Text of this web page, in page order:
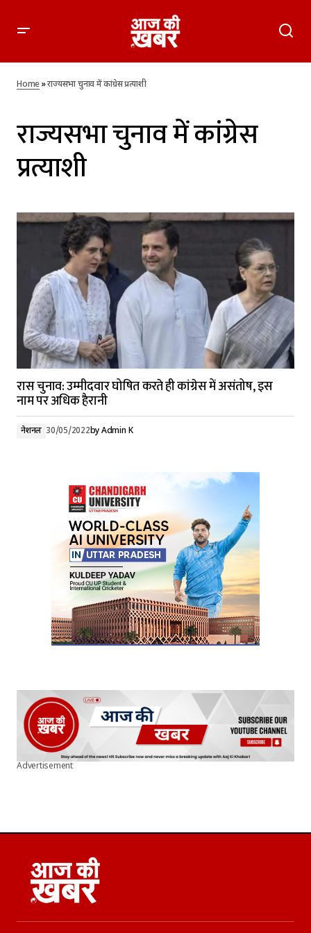
Home»राज्यसभा चुनाव में कांग्रेस प्रत्याशी
राज्यसभा चुनाव में कांग्रेस
प्रत्याशी
रास चुनाव: उम्मीदवार घोषित करते ही कांग्रेस में असंतोष, इस
नाम पर अधिक हैरानी
नेशनल 30/05/2022byAdmin K
Advertisement